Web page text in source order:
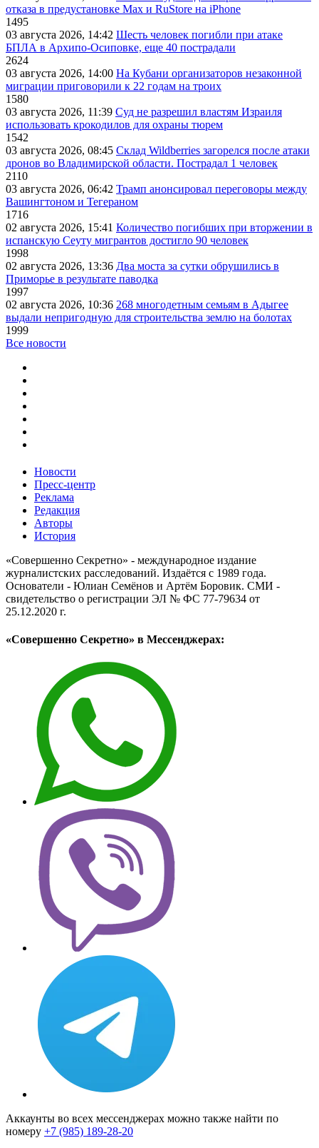
отказа в предустановке Max и RuStore на iPhone
1495
03 августа 2026, 14:42 Шесть человек погибли при атаке
БПЛА в Архипо-Осиповке, еще 40 пострадали
2624
03 августа 2026, 14:00 На Кубани организаторов незаконной
миграции приговорили к 22 годам на троих
1580
03 августа 2026, 11:39 Суд не разрешил властям Израиля
использовать крокодилов для охраны тюрем
1542
03 августа 2026, 08:45 Склад Wildberries загорелся после атаки
дронов во Владимирской области. Пострадал 1 человек
2110
03 августа 2026, 06:42 Трамп анонсировал переговоры между
Вашингтоном и Тегераном
1716
02 августа 2026, 15:41 Количество погибших при вторжении в
испанскую Сеуту мигрантов достигло 90 человек
1998
02 августа 2026, 13:36 Два моста за сутки обрушились в
Приморье в результате паводка
1997
02 августа 2026, 10:36 268 многодетным семьям в Адыгее
выдали непригодную для строительства землю на болотах
1999
Все новости
Новости
Пресс-центр
Реклама
Редакция
Авторы
История
«Совершенно Секретно» - международное издание
журналистских расследований. Издаётся с 1989 года.
Основатели - Юлиан Семёнов и Артём Боровик. CМИ -
свидетельство о регистрации ЭЛ № ФС 77-79634 от
25.12.2020 г.
«Совершенно Секретно» в Мессенджерах:
Аккаунты во всех мессенджерах можно также найти по
номеру +7 (985) 189-28-20